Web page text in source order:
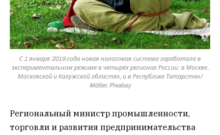
С 1 января 2019 года новая налоговая система заработала в
экспериментальном режиме в четырёх регионах России: в Москве,
Московской и Калужской областях, и в Республике Татарстан/
Möller, Pixabay
Региональный министр промышленности,
торговли и развития предпринимательства